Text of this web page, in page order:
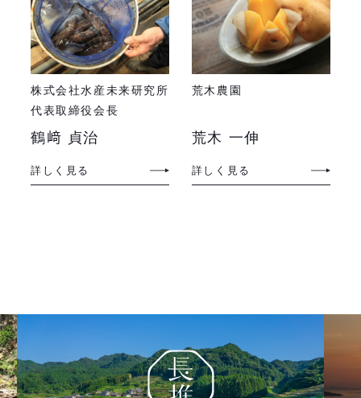
株式会社水産未来研究所
代表取締役会長
鶴﨑 貞治
詳しく見る
荒木農園
荒木 一伸
詳しく見る